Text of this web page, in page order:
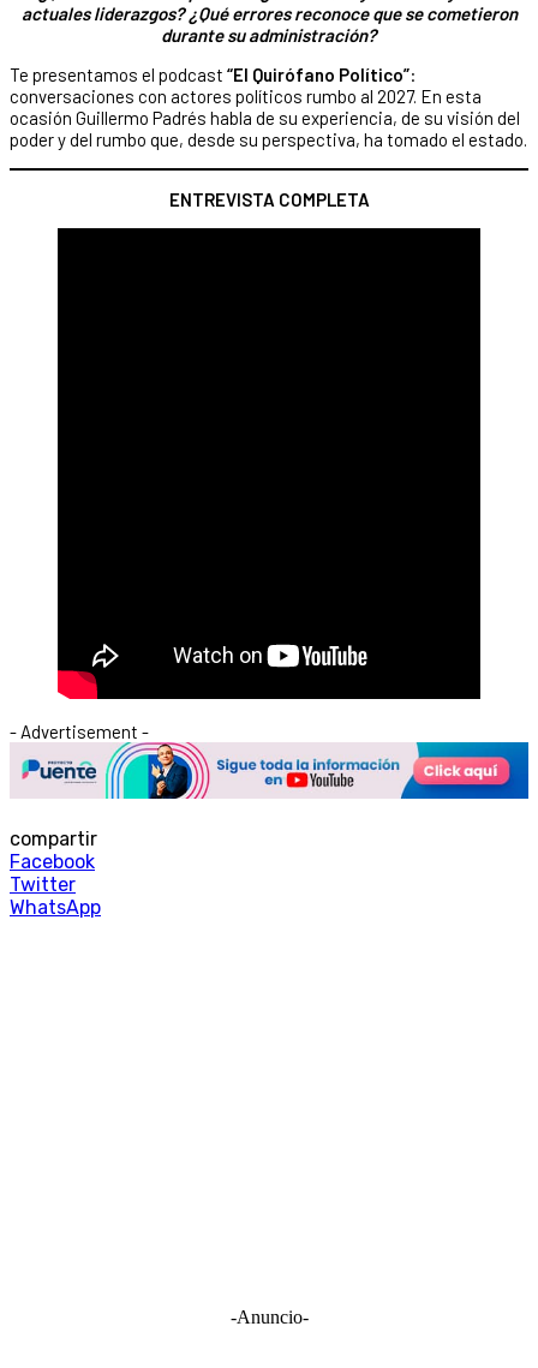
actuales liderazgos? ¿Qué errores reconoce que se cometieron
durante su administración?
Te presentamos el podcast “El Quirófano Político”:
conversaciones con actores políticos rumbo al 2027. En esta
ocasión Guillermo Padrés habla de su experiencia, de su visión del
poder y del rumbo que, desde su perspectiva, ha tomado el estado.
ENTREVISTA COMPLETA
- Advertisement -
compartir
Facebook
Twitter
WhatsApp
-Anuncio-